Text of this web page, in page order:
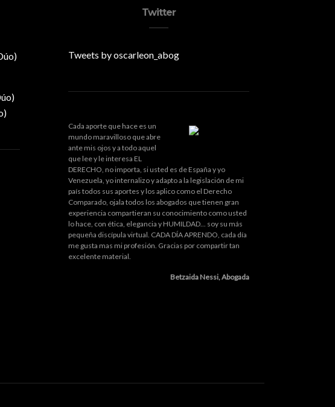
Twitter
Tweets by oscarleon_abog
Cada aporte que hace es un
mundo maravilloso que abre
ante mis ojos y a todo aquel
que lee y le interesa EL
DERECHO, no importa, si usted es de España y yo
Venezuela, yo internalizo y adapto a la legislación de mi
país todos sus aportes y los aplico como el Derecho
Comparado, ojala todos los abogados que tienen gran
experiencia compartieran su conocimiento como usted
lo hace, con ética, elegancia y HUMILDAD... soy su más
pequeña discípula virtual. CADA DÍA APRENDO, cada día
me gusta mas mi profesión. Gracias por compartir tan
excelente material.
Betzaida Nessi, Abogada